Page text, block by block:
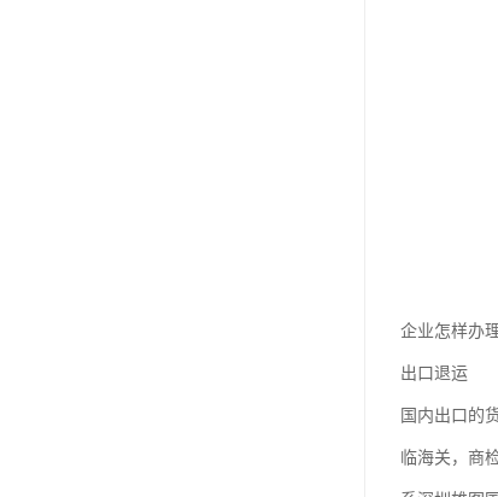
企业怎样办
出口退运
国内出口的
临海关，商